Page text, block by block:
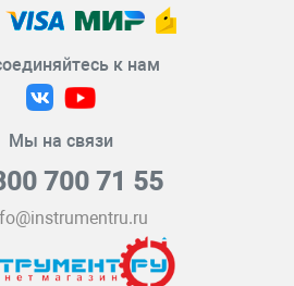
к нам
Мы на связи
700 71 55